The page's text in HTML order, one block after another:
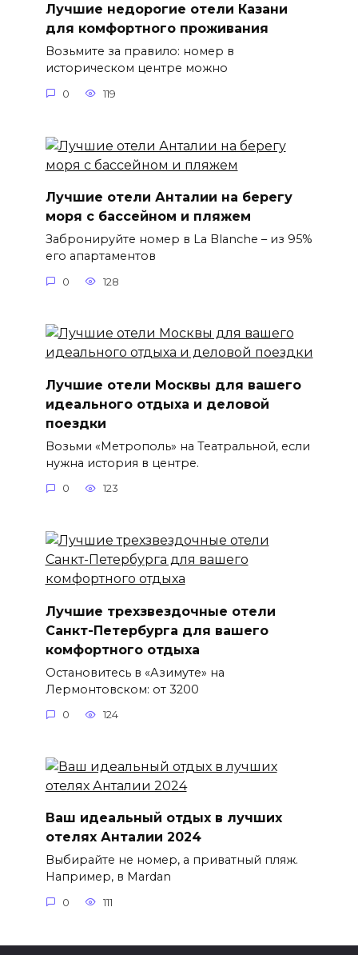
Лучшие недорогие отели Казани
для комфортного проживания
Возьмите за правило: номер в
историческом центре можно
0 119
Лучшие отели Анталии на берегу
моря с бассейном и пляжем
Забронируйте номер в La Blanche – из 95%
его апартаментов
0 128
Лучшие отели Москвы для вашего
идеального отдыха и деловой
поездки
Возьми «Метрополь» на Театральной, если
нужна история в центре.
0 123
Лучшие трехзвездочные отели
Санкт-Петербурга для вашего
комфортного отдыха
Остановитесь в «Азимуте» на
Лермонтовском: от 3200
0 124
Ваш идеальный отдых в лучших
отелях Анталии 2024
Выбирайте не номер, а приватный пляж.
Например, в Mardan
0 111